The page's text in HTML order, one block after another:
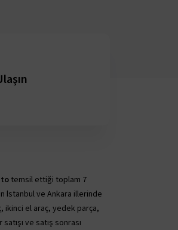
temsil ettiği toplam 7
İstanbul ve Ankara illerinde
ikinci el araç, yedek parça,
ve satış sonrası